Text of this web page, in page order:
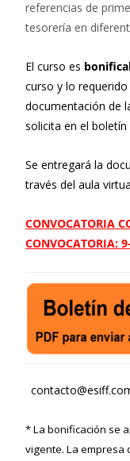
referencias de
tesorería en
El curso es
curso y lo
documentación de
solicita en el
Se entregará la
través del aula
CONVOCATORIA
CONVOCATORIA:
* La bonificación se
vigente. La empresa